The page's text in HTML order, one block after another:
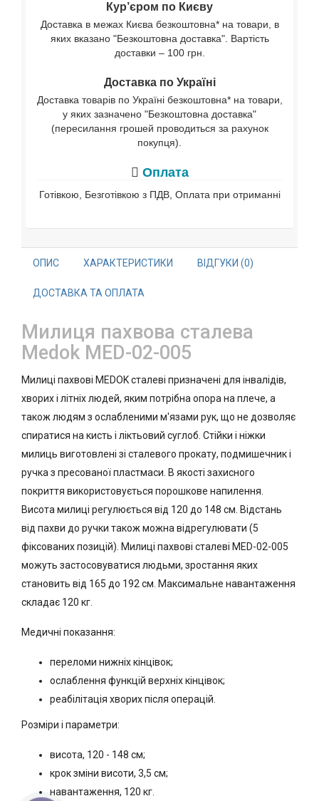
Кур’єром по Києву
Доставка в межах Києва безкоштовна* на товари, в
яких вказано "Безкоштовна доставка". Вартість
доставки – 100 грн.
Доставка по Україні
Доставка товарів по Україні безкоштовна* на товари,
у яких зазначено "Безкоштовна доставка"
(пересилання грошей проводиться за рахунок
покупця).
Оплата
Готівкою, Безготівкою з ПДВ, Оплата при отриманні
ОПИС ХАРАКТЕРИСТИКИ ВІДГУКИ (0)
ДОСТАВКА ТА ОПЛАТА
Милиця пахвова сталева
Medok MED-02-005
Милиці пахвові MEDOK сталеві призначені для інвалідів,
хворих і літніх людей, яким потрібна опора на плече, а
також людям з ослабленими м'язами рук, що не дозволяє
спиратися на кисть і ліктьовий суглоб. Стійки і ніжки
милиць виготовлені зі сталевого прокату, подмишечник і
ручка з пресованої пластмаси. В якості захисного
покриття використовується порошкове напилення.
Висота милиці регулюється від 120 до 148 см. Відстань
від пахви до ручки також можна відрегулювати (5
фіксованих позицій). Милиці пахвові сталеві MED-02-005
можуть застосовуватися людьми, зростання яких
становить від 165 до 192 см. Максимальне навантаження
складає 120 кг.
Медичні показання:
переломи нижніх кінцівок;
ослаблення функцій верхніх кінцівок;
реабілітація хворих після операцій.
Розміри і параметри:
висота, 120 - 148 см;
крок зміни висоти, 3,5 см;
навантаження, 120 кг.